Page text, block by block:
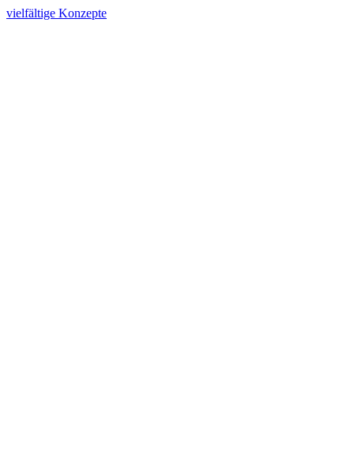
vielfältige Konzepte